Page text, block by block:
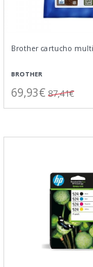
Brother cartucho
BROTHER
69,93€ 87,41€